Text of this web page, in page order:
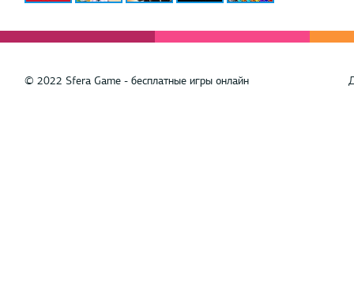
© 2022 Sfera Game - бесплатные игры онлайн